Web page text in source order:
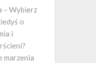
– Wybierz
o
i
marzenia